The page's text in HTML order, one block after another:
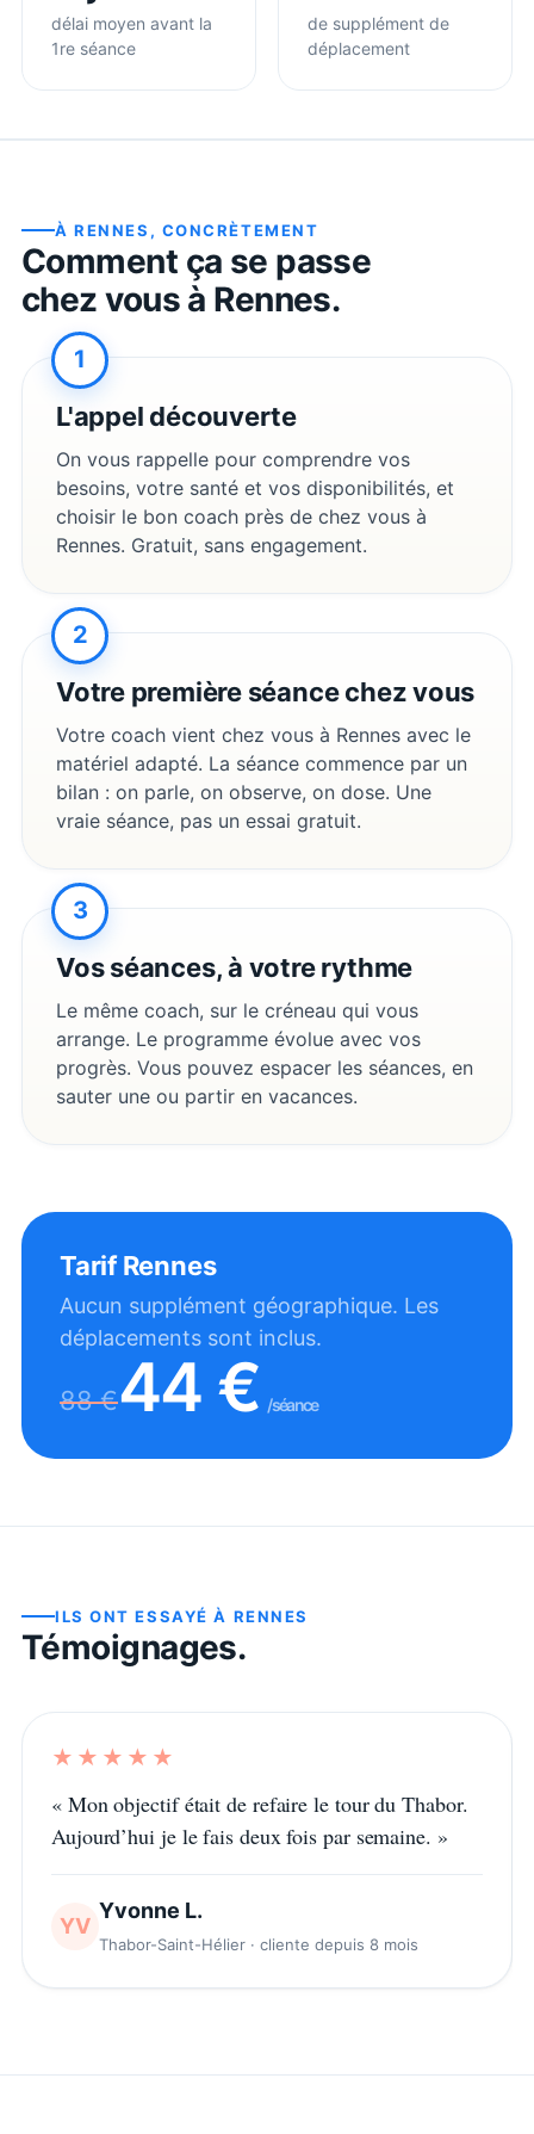
délai moyen avant la
1re séance
de supplément de
déplacement
ÀRENNES , CONCRÈTEMENT
Comment ça se passe
chez vous à Rennes.
1
L'appel découverte
On vous rappelle pour comprendre vos
besoins, votre santé et vos disponibilités, et
choisir le bon coach près de chez vous à
Rennes. Gratuit, sans engagement.
2
Votre première séance chez vous
Votre coach vient chez vous à Rennes avec le
matériel adapté. La séance commence par un
bilan : on parle, on observe, on dose. Une
vraie séance, pas un essai gratuit.
3
Vos séances, à votre rythme
Le même coach, sur le créneau qui vous
arrange. Le programme évolue avec vos
progrès. Vous pouvez espacer les séances, en
sauter une ou partir en vacances.
TarifRennes
Aucun supplément géographique. Les
déplacements sont inclus.
88€44 € /séance
ILS ONT ESSAYÉ À RENNES
Témoignages.
★★★★★
« Mon objectif était de refaire le tour du Thabor.
Aujourd’hui je le fais deux fois par semaine. »
YV
Yvonne L.
Thabor-Saint-Hélier · cliente depuis 8 mois